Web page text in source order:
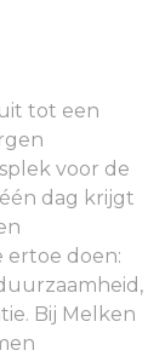
tot een
voor de
dag krijgt
ertoe doen:
Bij Melken